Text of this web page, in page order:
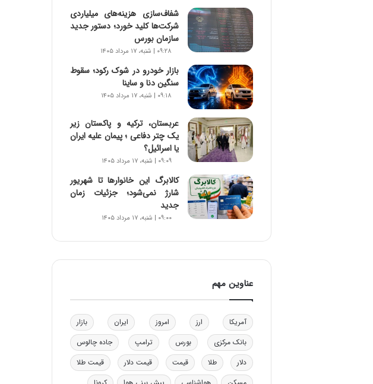
ا
ی
ر
ن‌
خ
و
د
ر
و
ب
ر
ی
ت
و
ل
د
د
و
ه
ا
ی
ب
ا
ک
شفاف‌سازی هزینه‌های میلیاردی
شرکت‌ها کلید خورد؛ دستور جدید
سازمان بورس
۰۹:۲۸ | شنبه، ۱۷ مرداد ۱۴۰۵
بازار خودرو در شوک رکود؛ سقوط
سنگین دنا و ساینا
۰۹:۱۸ | شنبه، ۱۷ مرداد ۱۴۰۵
عربستان، ترکیه و پاکستان زیر
یک چتر دفاعی ؛ پیمان علیه ایران
یا اسرائیل؟
۰۹:۰۹ | شنبه، ۱۷ مرداد ۱۴۰۵
کالابرگ این خانوارها تا شهریور
شارژ نمی‌شود؛ جزئیات زمان
جدید
۰۹:۰۰ | شنبه، ۱۷ مرداد ۱۴۰۵
عناوین مهم
آمریکا ارز امروز ایران
بازار
بانک مرکزی
بورس ترامپ
جاده چالوس
دلار
طلا قیمت قیمت دلار
قیمت طلا